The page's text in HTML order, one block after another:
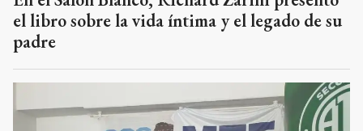
el libro sobre la vida íntima y el legado de su
padre